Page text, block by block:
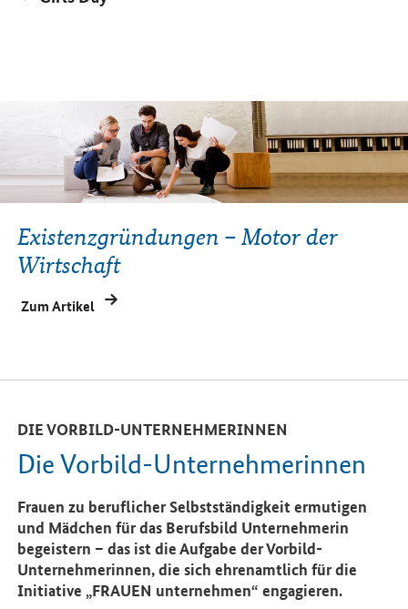
Angebot:
Existenzgründungen – Motor der
Wirtschaft
Zum Artikel
DIE VORBILD-UNTERNEHMERINNEN
Die Vorbild-Unternehmerinnen
Frauen zu beruflicher Selbstständigkeit ermutigen
und Mädchen für das Berufsbild Unternehmerin
begeistern – das ist die Aufgabe der Vorbild-
Unternehmerinnen, die sich ehrenamtlich für die
Initiative „FRAUEN unternehmen“ engagieren.